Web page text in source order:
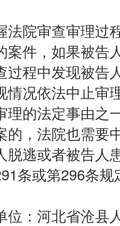
院审查审理过
案件，如果被告
过程中发现被告
情况依法中止审
理的法定事由之
的，法院也需要
脱逃或者被告人
条或第296条
：河北省沧县